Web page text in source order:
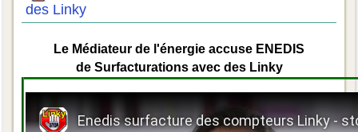
des Linky
Le Médiateur de l'énergie accuse ENEDIS
de Surfacturations avec des Linky